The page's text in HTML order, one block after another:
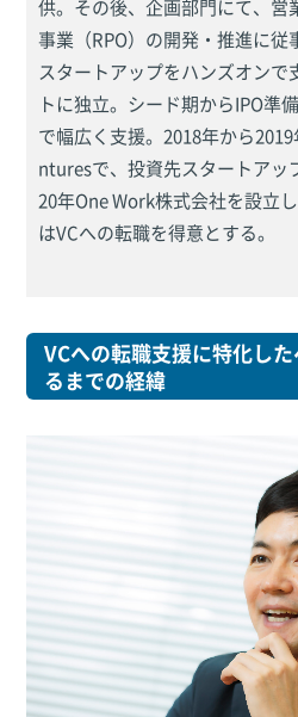
供。その後、企画部門にて、営
事業（RPO）の開発・推進に
スタートアップをハンズオンで
トに独立。シード期からIPO準
で幅広く支援。2018年から
nturesで、投資先スタートアッ
20年One Work株式会社を設立
はVCへの転職を得意とする。
VCへの転職支援に特化し
るまでの経緯